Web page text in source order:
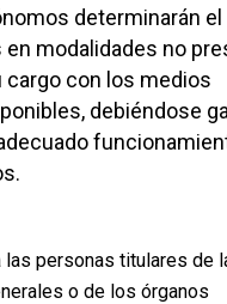
determinarán el
modalidades no
cargo con los medios
debiéndose
las personas titulares de
o de los órganos